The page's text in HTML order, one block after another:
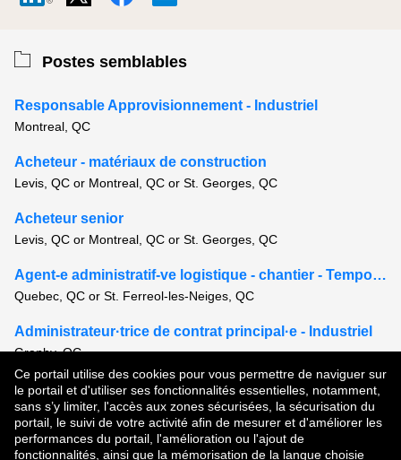
Ce portail utilise des cookies pour vous permettre de naviguer sur
le portail et d'utiliser ses fonctionnalités essentielles, notamment,
sans s’y limiter, l'accès aux zones sécurisées, la sécurisation du
portail, le suivi de votre activité afin de mesurer et d'améliorer les
performances du portail, l'amélioration ou l'ajout de
fonctionnalités, ainsi que la mémorisation de la langue choisie
Postes semblables
Responsable Approvisionnement - Industriel
Montreal, QC
Acheteur - matériaux de construction
Levis, QC or Montreal, QC or St. Georges, QC
Acheteur senior
Levis, QC or Montreal, QC or St. Georges, QC
Agent-e administratif-ve logistique - chantier - Temporaire 6-8 mois
Quebec, QC or St. Ferreol-les-Neiges, QC
Administrateur·trice de contrat principal·e - Industriel
Granby, QC
Voir tous les postes semblables
Droit d'auteur © 2026